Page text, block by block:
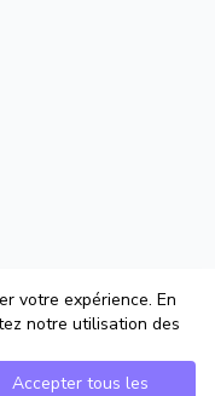
votre expérience. En
notre utilisation des
Accepter tous les